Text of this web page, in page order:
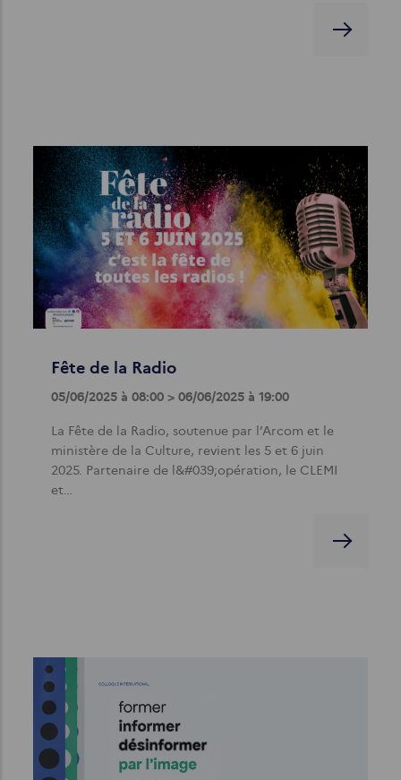
Fête de la Radio
05/06/2025 à 08:00 > 06/06/2025 à 19:00
La Fête de la Radio, soutenue par l’Arcom et le
ministère de la Culture, revient les 5 et 6 juin
2025. Partenaire de l&#039;opération, le CLEMI
et…